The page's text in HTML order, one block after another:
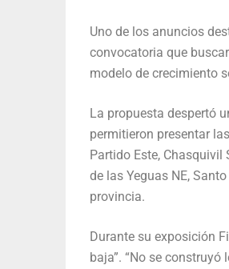
Uno de los anuncios
convocatoria que
modelo de crecimiento
La propuesta despertó
permitieron presentar
Partido Este, Chasquivil
de las Yeguas NE,
provincia.
Durante su exposición
baja”. “No se